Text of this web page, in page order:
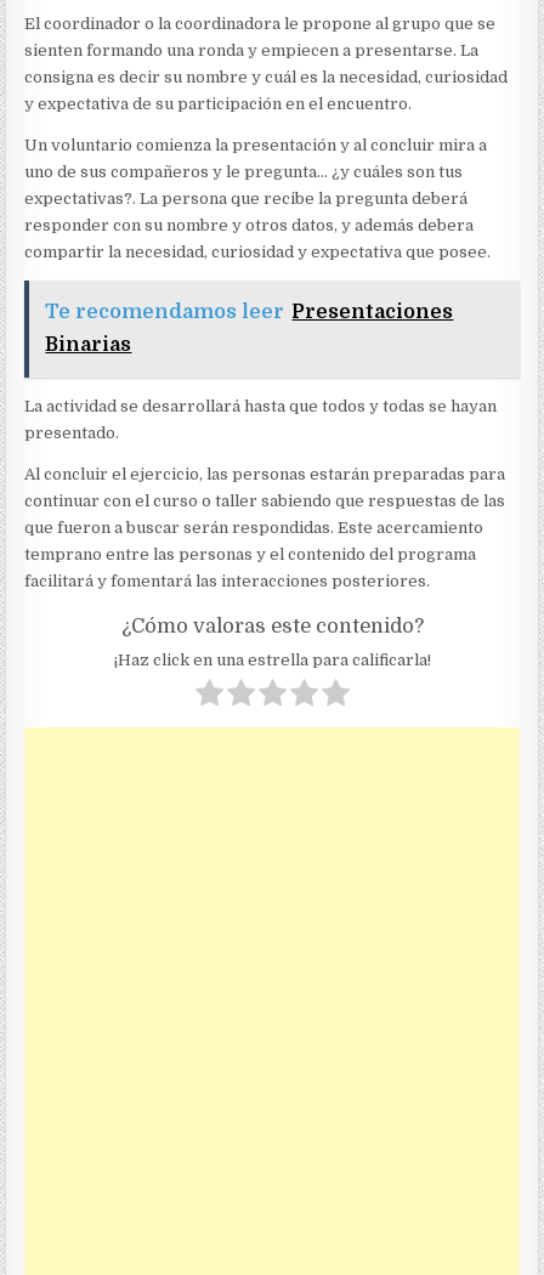
El coordinador o la coordinadora le propone al grupo que se
sienten formando una ronda y empiecen a presentarse. La
consigna es decir su nombre y cuál es la necesidad, curiosidad
y expectativa de su participación en el encuentro.
Un voluntario comienza la presentación y al concluir mira a
uno de sus compañeros y le pregunta… ¿y cuáles son tus
expectativas?. La persona que recibe la pregunta deberá
responder con su nombre y otros datos, y además debera
compartir la necesidad, curiosidad y expectativa que posee.
Te recomendamos leer Presentaciones
Binarias
La actividad se desarrollará hasta que todos y todas se hayan
presentado.
Al concluir el ejercicio, las personas estarán preparadas para
continuar con el curso o taller sabiendo que respuestas de las
que fueron a buscar serán respondidas. Este acercamiento
temprano entre las personas y el contenido del programa
facilitará y fomentará las interacciones posteriores.
¿Cómo valoras este contenido?
¡Haz click en una estrella para calificarla!